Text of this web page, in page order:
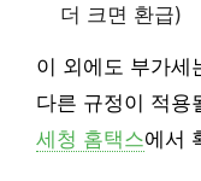
더 크면 환급)
이 외에도 부가세
다른 규정이 적용
세청 홈택스에서